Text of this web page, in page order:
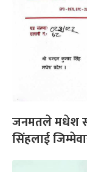
जनमतले मधेश
सिंहलाई